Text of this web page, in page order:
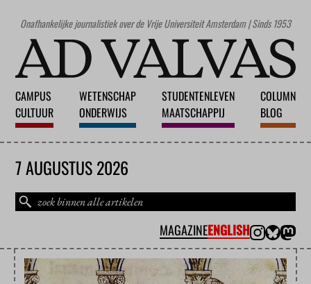
Onafhankelijke journalistiek over de Vrije Universiteit Amsterdam | Sinds 1953
CAMPUS
CULTUUR
WETENSCHAP
ONDERWIJS
STUDENTENLEVEN
MAATSCHAPPIJ
COLUMN
BLOG
7 AUGUSTUS 2026
MAGAZINEENGLISH